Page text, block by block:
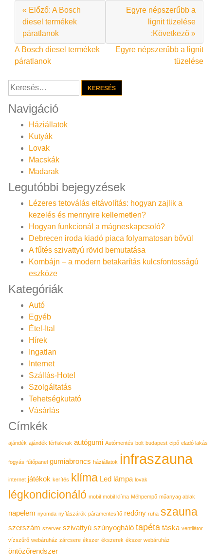
« Előző: A Bosch
diesel termékek
páratlanok
Egyre népszerűbb a
lignit tüzelése
:Következő »
Bejegyzés
navigáció
A Bosch diesel termékek
páratlanok
Egyre népszerűbb a lignit
tüzelése
Keresés:
Navigáció
Háziállatok
Kutyák
Lovak
Macskák
Madarak
Legutóbbi bejegyzések
Lézeres tetoválás eltávolítás: hogyan zajlik a
kezelés és mennyire kellemetlen?
Hogyan funkcionál a mágneskapcsoló?
Debrecen iroda kiadó piaca folyamatosan bővül
A fűtés szivattyú rövid bemutatása
Kombájn – a modern betakarítás kulcsfontosságú
eszköze
Kategóriák
Autó
Egyéb
Étel-Ital
Hírek
Ingatlan
Internet
Szállás-Hotel
Szolgáltatás
Tehetségkutató
Vásárlás
Címkék
ajándék ajándék férfiaknak autógumi Autómentés bolt budapest cipő eladó lakás
fogyás fűtőpanel gumiabroncs háziállatok infraszauna
internet játékok kerítés klíma Led lámpa lovak
légkondicionáló mobil mobil klíma Méhpempő műanyag ablak
napelem nyomda nyílászárók páramentesítő redőny ruha szauna
szerszám szerver szivattyú szúnyogháló tapéta táska ventilátor
vízszűrő webáruház zárcsere ékszer ékszerek ékszer webáruház
öntözőrendszer